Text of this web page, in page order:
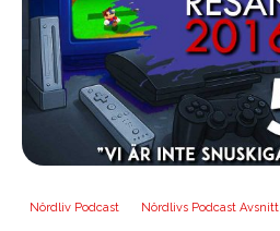
Nördliv Podcast Nördlivs Podcast Avsnitt